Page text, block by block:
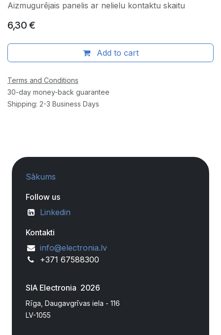
Aizmugurējais panelis ar nelielu kontaktu skaitu
6,30 €
Add to cart
Terms and Conditions
30-day money-back guarantee
Shipping: 2-3 Business Days
Sākums
Follow us
Linkedin
Kontakti
info@electronia.lv
+371 67588300
SIA Electronia 2026
Rīga, Daugavgrīvas iela - 116
LV-1055